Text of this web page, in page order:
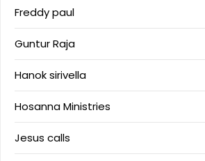
Freddy paul
Guntur Raja
Hanok sirivella
Hosanna Ministries
Jesus calls